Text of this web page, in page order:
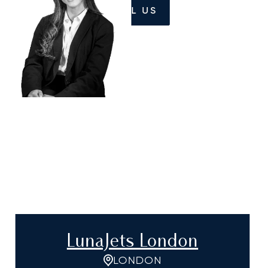
CALL US
LunaJets London
LONDON